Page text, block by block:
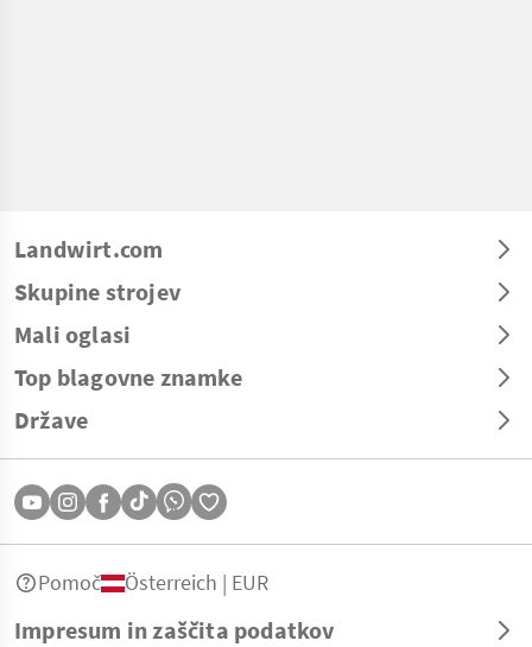
Landwirt.com
Skupine strojev
Mali oglasi
Top blagovne znamke
Države
Impresum in zaščita podatkov
Pomoč Österreich | EUR